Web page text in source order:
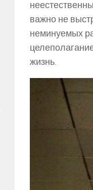
важно не
неминуемых
жизнь.